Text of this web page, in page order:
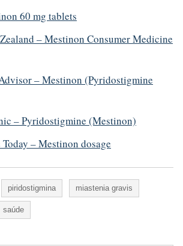
60 mg tablets
– Mestinon Consumer Medicine
– Mestinon (Pyridostigmine
– Pyridostigmine (Mestinon)
– Mestinon dosage
piridostigmina miastenia gravis
saúde